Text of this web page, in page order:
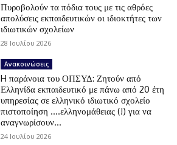
Πυροβολούν τα πόδια τους με τις αθρόες
απολύσεις εκπαιδευτικών οι ιδιοκτήτες των
ιδιωτικών σχολείων
28 Ιουλίου 2026
Ανακοινώσεις
H παράνοια του ΟΠΣΥΔ: Ζητούν από
Ελληνίδα εκπαιδευτικό με πάνω από 20 έτη
υπηρεσίας σε ελληνικό ιδιωτικό σχολείο
πιστοποίηση ….ελληνομάθειας (!) για να
αναγνωρίσουν...
24 Ιουλίου 2026